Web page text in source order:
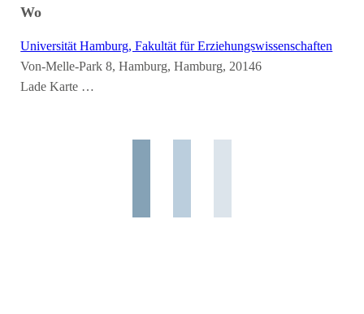
Wo
Universität Hamburg, Fakultät für Erziehungswissenschaften
Von-Melle-Park 8, Hamburg, Hamburg, 20146
Lade Karte …